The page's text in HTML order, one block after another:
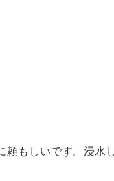
もしいです。浸水